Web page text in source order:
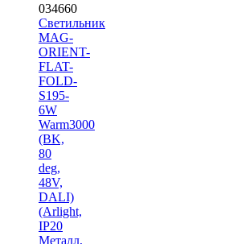
034660
Светильник
MAG-
ORIENT-
FLAT-
FOLD-
S195-
6W
Warm3000
(BK,
80
deg,
48V,
DALI)
(Arlight,
IP20
Металл,